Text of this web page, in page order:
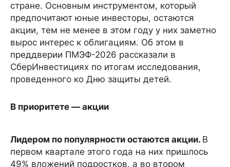
стране. Основным инструментом, который
предпочитают юные инвесторы, остаются
акции, тем не менее в этом году у них заметно
вырос интерес к облигациям. Об этом в
преддверии ПМЭФ-2026 рассказали в
СберИнвестициях по итогам исследования,
проведенного ко Дню защиты детей.
В приоритете — акции
Лидером по популярности остаются акции. В
первом квартале этого года на них пришлось
49% вложений подростков, а во втором